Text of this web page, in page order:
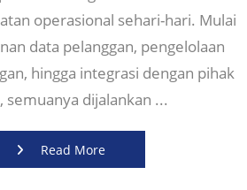
operasional sehari-hari. Mulai
data pelanggan, pengelolaan
hingga integrasi dengan pihak
semuanya dijalankan ...
Read More